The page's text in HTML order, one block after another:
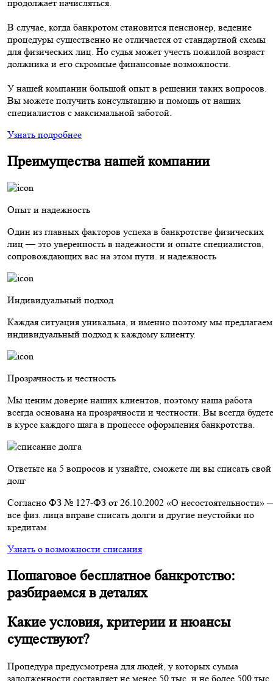
продолжает начисляться.
В случае, когда банкротом становится пенсионер, ведение
процедуры существенно не отличается от стандартной схемы
для физических лиц. Но судья может учесть пожилой возраст
должника и его скромные финансовые возможности.
У нашей компании большой опыт в решении таких вопросов.
Вы можете получить консультацию и помощь от наших
специалистов с максимальной заботой.
Узнать подробнее
Преимущества нашей компании
Опыт и надежность
Один из главных факторов успеха в банкротстве физических
лиц — это уверенность в надежности и опыте специалистов,
сопровождающих вас на этом пути. и надежность
Индивидуальный подход
Каждая ситуация уникальна, и именно поэтому мы предлагаем
индивидуальный подход к каждому клиенту.
Прозрачность и честность
Мы ценим доверие наших клиентов, поэтому наша работа
всегда основана на прозрачности и честности. Вы всегда будете
в курсе каждого шага в процессе оформления банкротства.
Ответьте на 5 вопросов и узнайте, сможете ли вы списать свой
долг
Согласно ФЗ № 127-ФЗ от 26.10.2002 «О несостоятельности»
все физ. лица вправе списать долги и другие неустойки по
кредитам
Узнать о возможности списания
Пошаговое бесплатное банкротство:
разбираемся в деталях
Какие условия, критерии и нюансы
существуют?
Процедура предусмотрена для людей, у которых сумма
задолженности составляет не менее 50 тыс. и не более 500 тыс.